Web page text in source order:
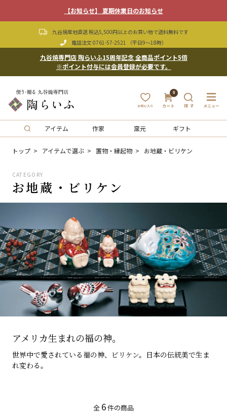
【お知らせ】 夏期休業日のお知らせ
九谷焼産地直送 税込5,500円以上のお買い物で送料無料です
電話注文 0761-57-2521 （平日9〜18時）
九谷焼専門店 陶らいふ15周年記念 全商品ポイント5倍
※ポイント付与には会員登録が必要です。
0
アイテム 作家 窯元 ギフト
トップ アイテムで選ぶ 置物・縁起物 お地蔵・ビリケン
CATEGORY
お地蔵・ビリケン
アメリカ生まれの福の神。
世界中で愛されている福の神、ビリケン。日本の伝統美で生ま
れ変わる。
全 6件の商品